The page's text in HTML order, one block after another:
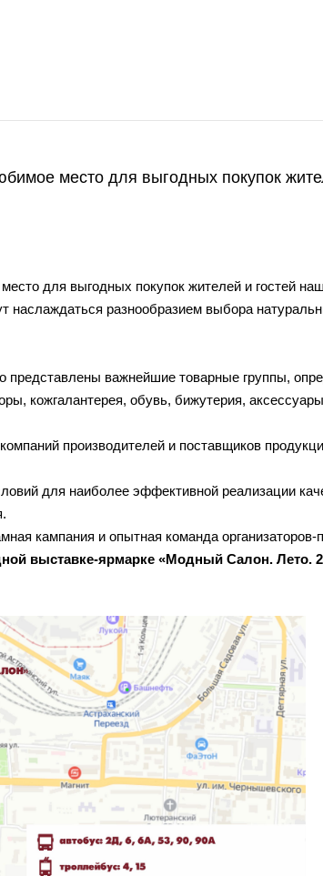
место для выгодных покупок
для выгодных покупок жителей и гостей
наслаждаться разнообразием выбора
представлены важнейшие товарные группы,
кожгалантерея, обувь, бижутерия,
производителей и поставщиков
для наиболее эффективной реализации
кампания и опытная команда организаторов-
выставке-ярмарке «Модный Салон. Лето.